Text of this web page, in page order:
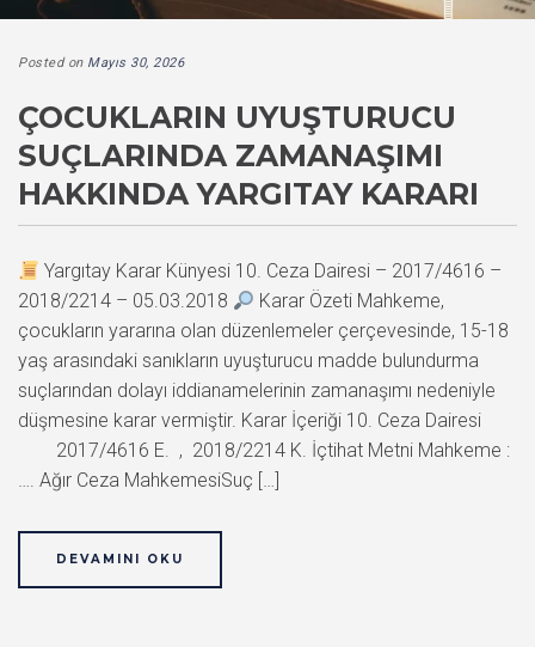
Posted on Mayıs 30, 2026
ÇOCUKLARIN UYUŞTURUCU
SUÇLARINDA ZAMANAŞIMI
HAKKINDA YARGITAY KARARI
Yargıtay Karar Künyesi 10. Ceza Dairesi – 2017/4616 –
2018/2214 – 05.03.2018
Karar Özeti Mahkeme,
çocukların yararına olan düzenlemeler çerçevesinde, 15-18
yaş arasındaki sanıkların uyuşturucu madde bulundurma
suçlarından dolayı iddianamelerinin zamanaşımı nedeniyle
düşmesine karar vermiştir. Karar İçeriği 10. Ceza Dairesi
2017/4616 E. , 2018/2214 K. İçtihat Metni Mahkeme :
…. Ağır Ceza MahkemesiSuç […]
DEVAMINI OKU